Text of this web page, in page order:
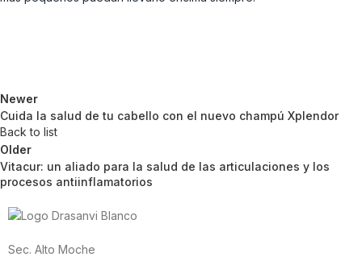
Newer
Cuida la salud de tu cabello con el nuevo champú Xplendor
Back to list
Older
Vitacur: un aliado para la salud de las articulaciones y los
procesos antiinflamatorios
Sec. Alto Moche